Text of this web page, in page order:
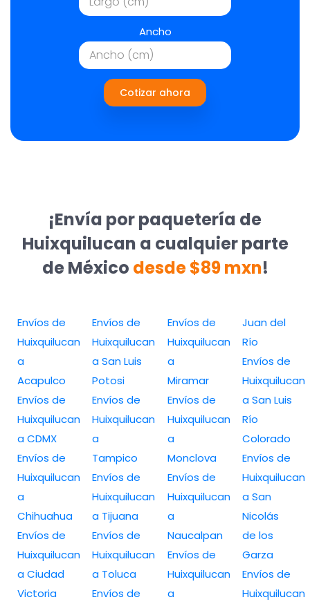
Ancho
Cotizar ahora
¡Envía por paquetería de
Huixquilucan a cualquier parte
de México desde $89 mxn!
Envíos de
Huixquilucan
a
Acapulco
Envíos de
Huixquilucan
a CDMX
Envíos de
Huixquilucan
a
Chihuahua
Envíos de
Huixquilucan
a Ciudad
Victoria
Envíos de
Huixquilucan
a San Luis
Potosi
Envíos de
Huixquilucan
a
Tampico
Envíos de
Huixquilucan
a Tijuana
Envíos de
Huixquilucan
a Toluca
Envíos de
Envíos de
Huixquilucan
a
Miramar
Envíos de
Huixquilucan
a
Monclova
Envíos de
Huixquilucan
a
Naucalpan
Envíos de
Huixquilucan
a
Juan del
Río
Envíos de
Huixquilucan
a San Luis
Río
Colorado
Envíos de
Huixquilucan
a San
Nicolás
de los
Garza
Envíos de
Huixquilucan